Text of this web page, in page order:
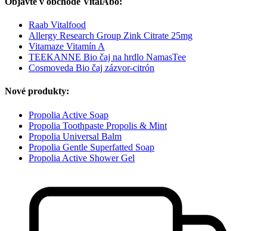
Raab Vitalfood
Allergy Research Group Zink Citrate 25mg
Vitamaze Vitamín A
TEEKANNE Bio čaj na hrdlo NamasTee
Cosmoveda Bio čaj zázvor-citrón
Nové produkty:
Propolia Active Soap
Propolia Toothpaste Propolis & Mint
Propolia Universal Balm
Propolia Gentle Superfatted Soap
Propolia Active Shower Gel